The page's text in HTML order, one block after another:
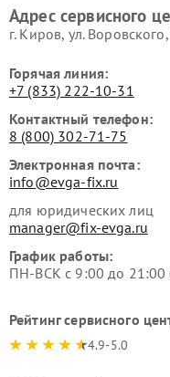
Адрес сервисного
г. Киров, ул.
Горячая линия:
+7 (833) 222-10-31
Контактный телефон:
8 (800) 302-71-75
Электронная почта:
info@evga-fix.ru
для юридических лиц
manager@fix-evga.ru
График работы:
ПН-ВСК с 9:00 до 21:00
Рейтинг сервисного
4.9-5.0